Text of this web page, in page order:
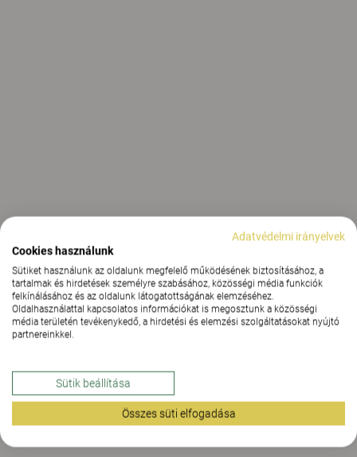
Adatvédelmi irányelvek
Cookies használunk
Sütiket használunk az oldalunk megfelelő működésének biztosításához, a
tartalmak és hirdetések személyre szabásához, közösségi média funkciók
felkínálásához és az oldalunk látogatottságának elemzéséhez.
Oldalhasználattal kapcsolatos információkat is megosztunk a közösségi
média területén tevékenykedő, a hirdetési és elemzési szolgáltatásokat nyújtó
partnereinkkel.
Sütik beállítása
Összes süti elfogadása